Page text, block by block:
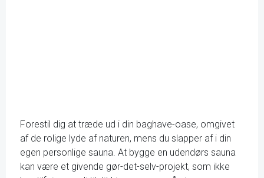
Forestil dig at træde ud i din baghave-oase, omgivet
af de rolige lyde af naturen, mens du slapper af i din
egen personlige sauna. At bygge en udendørs sauna
kan være et givende gør-det-selv-projekt, som ikke